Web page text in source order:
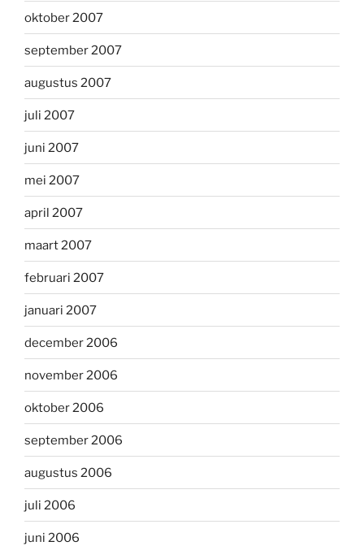
oktober 2007
september 2007
augustus 2007
juli 2007
juni 2007
mei 2007
april 2007
maart 2007
februari 2007
januari 2007
december 2006
november 2006
oktober 2006
september 2006
augustus 2006
juli 2006
juni 2006